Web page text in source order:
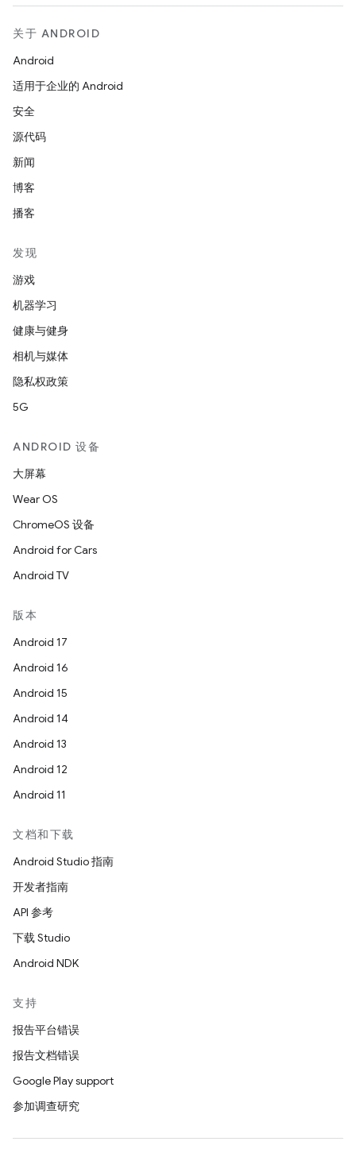
关于 ANDROID
Android
适用于企业的 Android
安全
源代码
新闻
博客
播客
发现
游戏
机器学习
健康与健身
相机与媒体
隐私权政策
5G
ANDROID 设备
大屏幕
Wear OS
ChromeOS 设备
Android for Cars
Android TV
版本
Android 17
Android 16
Android 15
Android 14
Android 13
Android 12
Android 11
文档和下载
Android Studio 指南
开发者指南
API 参考
下载 Studio
Android NDK
支持
报告平台错误
报告文档错误
Google Play support
参加调查研究